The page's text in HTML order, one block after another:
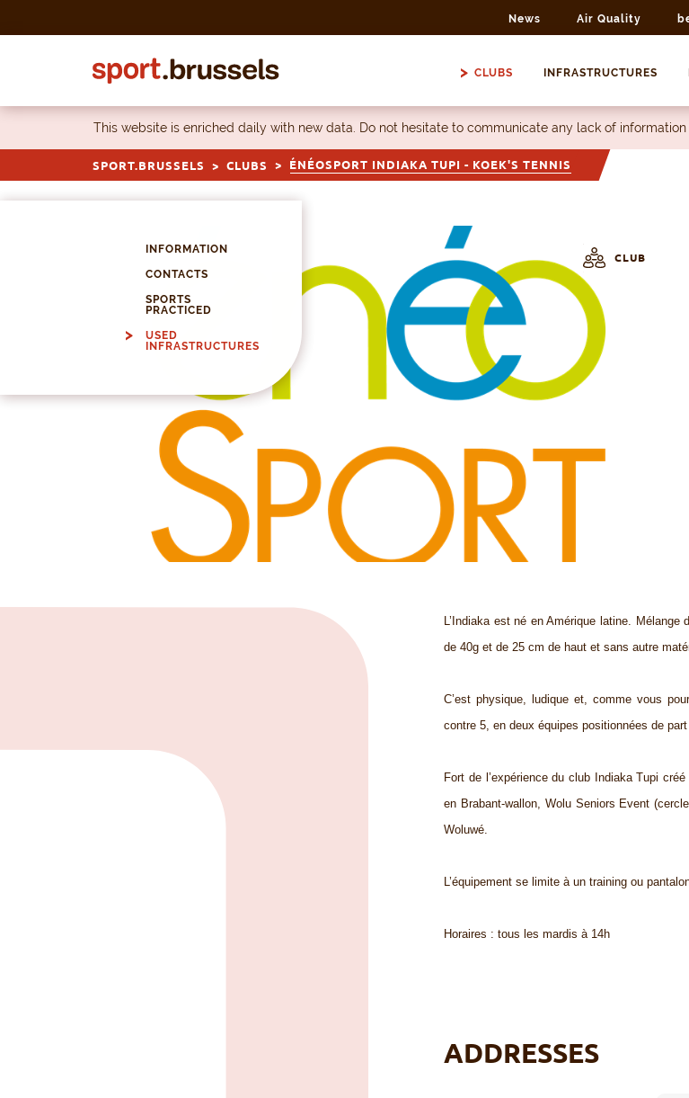
News Air Quality
CLUBS INFRASTRUCTURES
This website is enriched daily with new data. Do not hesitate to communicate any lack of
SPORT.BRUSSELS CLUBS ÉNÉOSPORT INDIAKA TUPI - KOEK'S TENNIS
INFORMATION
CONTACTS
SPORTS
PRACTICED
USED
INFRASTRUCTURES
CLUB
L’Indiaka est né en Amérique latine.
de 40g et de 25 cm de haut et sans autre
C’est physique, ludique et, comme vous
contre 5, en deux équipes positionnées de part
Fort de l’expérience du club Indiaka Tupi
en Brabant-wallon, Wolu Seniors Event
Woluwé.
L’équipement se limite à un training ou
Horaires : tous les mardis à 14h
ADDRESSES